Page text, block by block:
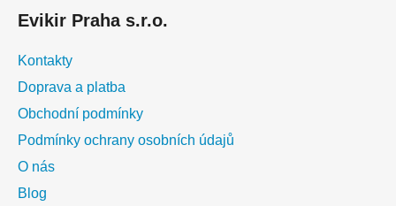
Evikir Praha s.r.o.
Kontakty
Doprava a platba
Obchodní podmínky
Podmínky ochrany osobních údajů
O nás
Blog